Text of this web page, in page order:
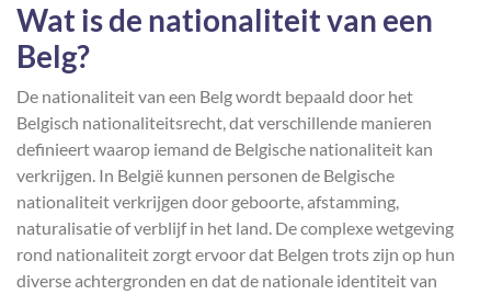
Wat is de nationaliteit van een
Belg?
De nationaliteit van een Belg wordt bepaald door het
Belgisch nationaliteitsrecht, dat verschillende manieren
definieert waarop iemand de Belgische nationaliteit kan
verkrijgen. In België kunnen personen de Belgische
nationaliteit verkrijgen door geboorte, afstamming,
naturalisatie of verblijf in het land. De complexe wetgeving
rond nationaliteit zorgt ervoor dat Belgen trots zijn op hun
diverse achtergronden en dat de nationale identiteit van